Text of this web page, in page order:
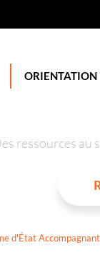
ORIENTATION
ressources au
d'État